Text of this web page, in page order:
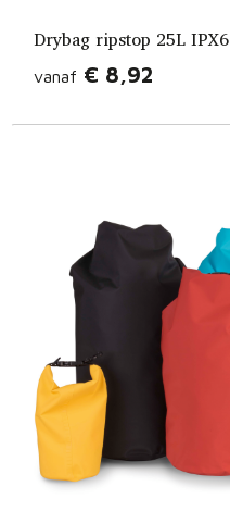
Drybag ripstop 25L IPX6
vanaf € 8,92